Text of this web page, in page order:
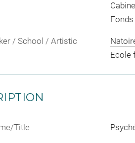
/ School / Artistic
Ecole
Title